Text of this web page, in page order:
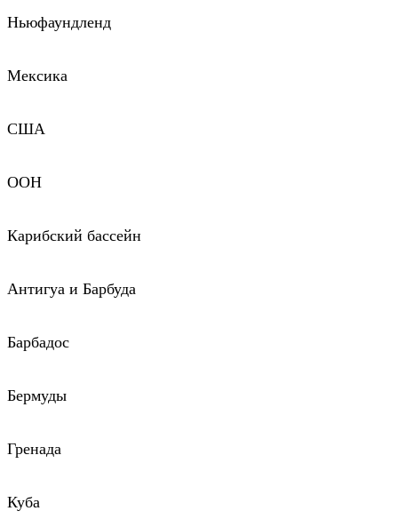
Ньюфаундленд
Мексика
США
ООН
Карибский бассейн
Антигуа и Барбуда
Барбадос
Бермуды
Гренада
Куба